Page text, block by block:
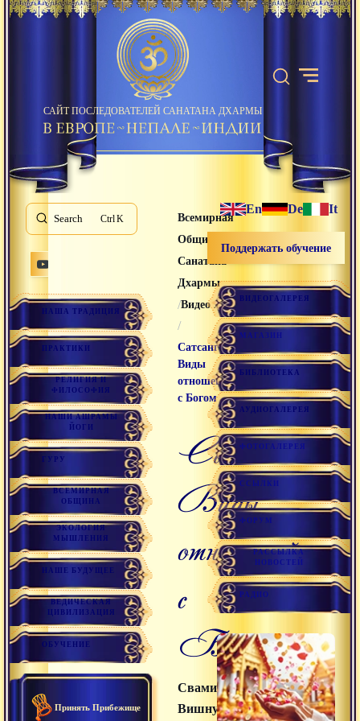
САЙТ ПОСЛЕДОВАТЕЛЕЙ САНАТАНА ДХАРМЫ
Search K
НАША ТРАДИЦИЯ
ПРАКТИКИ
РЕЛИГИЯ И
ФИЛОСОФИЯ
НАШИ АШРАМЫ
ЙОГИ
ГУРУ
ВСЕМИРНАЯ
ОБЩИНА
ЭКОЛОГИЯ
МЫШЛЕНИЯ
НАШЕ БУДУЩЕЕ
ВЕДИЧЕСКАЯ
ЦИВИЛИЗАЦИЯ
ОБУЧЕНИЕ
Принять Прибежище
Всемирная
Община
Санатана
Дхармы
/Видео лекции
/
Сатсанг
Виды
отношений
с Богом
Сатсанг
Виды
отношений
с
Богом
Свами
Вишнудевананда
En De It
Поддержать обучение
ВИДЕОГАЛЕРЕЯ
МАГАЗИН
БИБЛИОТЕКА
АУДИОГАЛЕРЕЯ
ФОТОГАЛЕРЕЯ
ССЫЛКИ
ФОРУМ
РАССЫЛКА
НОВОСТЕЙ
РАДИО